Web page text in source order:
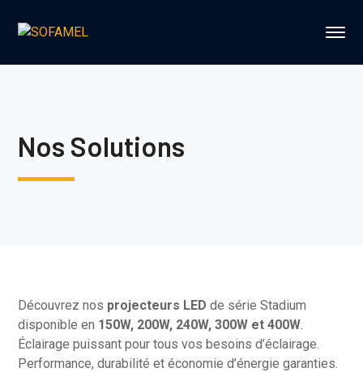
Nos Solutions
Découvrez nos projecteurs LEDde série Stadium
disponible en 150W, 200W, 240W, 300W et 400W.
Éclairage puissant pour tous vos besoins d’éclairage.
Performance, durabilité et économie d’énergie garanties.